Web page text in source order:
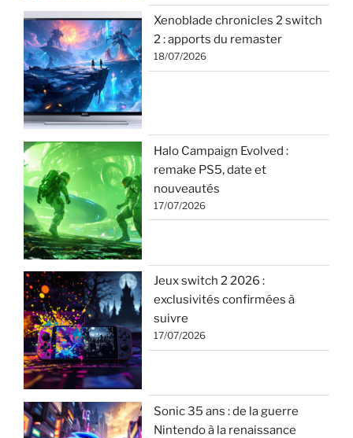
Xenoblade chronicles 2 switch
2 : apports du remaster
18/07/2026
Halo Campaign Evolved :
remake PS5, date et
nouveautés
17/07/2026
Jeux switch 2 2026 :
exclusivités confirmées à
suivre
17/07/2026
Sonic 35 ans : de la guerre
Nintendo à la renaissance